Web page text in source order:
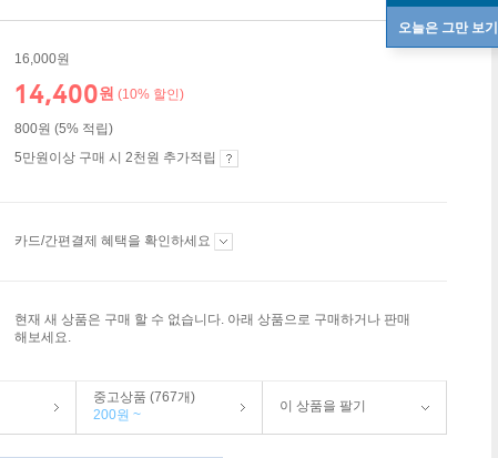
오늘은 그만 보기
16,000원
14,400원 (10% 할인)
800원 (5% 적립)
5만원이상 구매 시 2천원 추가적립
카드/간편결제 혜택을 확인하세요
현재 새 상품은 구매 할 수 없습니다. 아래 상품으로 구매하거나 판매
해보세요.
중고상품 (767개)
200원 ~
이 상품을 팔기